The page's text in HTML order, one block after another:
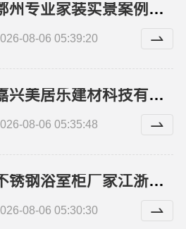
鄂州专业家装实景案例，湖北百年米莱空间美学装饰材料有限公司
08-06 05:39:20
嘉兴美居乐建材科技有限公司装修电话，新房旧房全包咨询
08-06 05:35:48
不锈钢浴室柜厂家江浙沪加盟，江苏东钢金属科技有限公司诚邀合作
08-06 05:30:30